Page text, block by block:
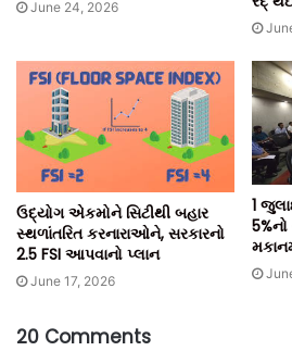
June 24, 2026
ઉદ્યોગ એકમોને સિટીથી બહાર
સ્થળાંતરિત કરનારાઓને, સરકારનો
2.5 FSI આપવાનો પ્લાન
June 17, 2026
1
20 Comments